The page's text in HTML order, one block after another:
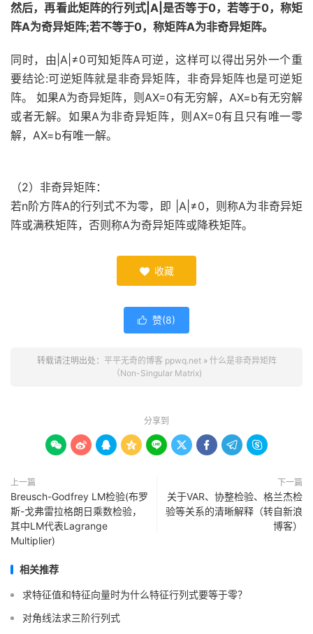
然后，再看此矩阵的行列式|A|是否等于0，若等于0，称矩
阵A为奇异矩阵;若不等于0，称矩阵A为非奇异矩阵。
同时，由|A|≠0可知矩阵A可逆，这样可以得出另外一个重
要结论:可逆矩阵就是非奇异矩阵，非奇异矩阵也是可逆矩
阵。 如果A为奇异矩阵，则AX=0有无穷解，AX=b有无穷解
或者无解。如果A为非奇异矩阵，则AX=0有且只有唯一零
解，AX=b有唯一解。
（2）非奇异矩阵：
若n阶方阵A的行列式不为零，即 |A|≠0，则称A为非奇异矩
阵或满秩矩阵，否则称A为奇异矩阵或降秩矩阵。
 收藏
 赞(8)
转载请注明出处： 平平无奇的博客 ppwq.net» 什么是非奇异矩阵
（Non-Singular Matrix)
分享到
        
上一篇
Breusch-Godfrey LM检验(布罗
斯-戈弗雷拉格朗日乘数检验，
其中LM代表Lagrange
Multiplier)
下一篇
关于VAR、协整检验、格兰杰检
验等关系的清晰解释（转自新浪
博客）
相关推荐
求特征值和特征向量时为什么特征行列式要等于零？
对角线法求三阶行列式